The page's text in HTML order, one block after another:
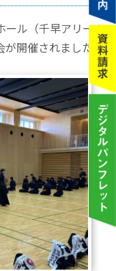
ール（千早アリーナ
が開催されました。